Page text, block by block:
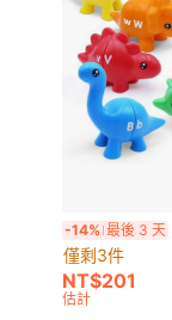
-14% 最後 3 天
僅剩3件
NT$201
估計